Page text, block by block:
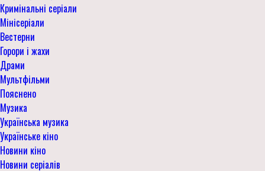
Кримінальні серіали
Мінісеріали
Вестерни
Горори і жахи
Драми
Мультфільми
Пояснено
Музика
Українська музика
Українське кіно
Новини кіно
Новини серіалів